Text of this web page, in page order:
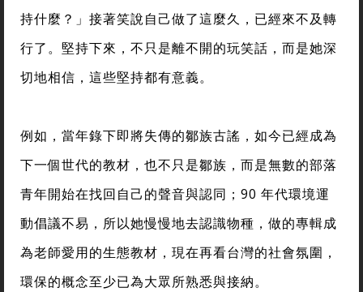
持什麼？」接著笑說自己做了這麼久，已經來不及轉
行了。堅持下來，不只是離不開的玩笑話，而是她深
切地相信，這些堅持都有意義。
例如，當年錄下即將失傳的鄒族古謠，如今已經成為
下一個世代的教材，也不只是鄒族，而是無數的部落
青年開始在找回自己的聲音與認同；90 年代環境運
動倡議不易，所以她慢慢地去認識物種，做的專輯成
為老師愛用的生態教材，現在再看台灣的社會氛圍，
環保的概念至少已為大眾所熟悉與接納。